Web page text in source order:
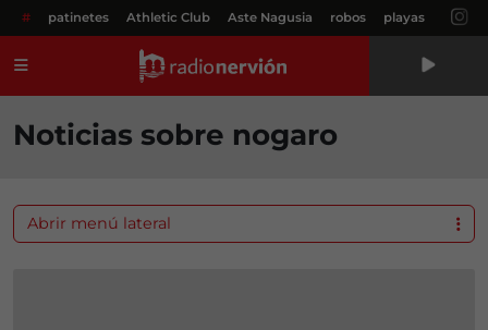
# patinetes Athletic Club Aste Nagusia robos playas
Noticias sobre nogaro
Abrir menú lateral